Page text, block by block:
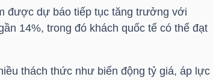
được dự báo tiếp tục tăng trưởng với
14%, trong đó khách quốc tế có thể đạt
thách thức như biến động tỷ giá, áp lực